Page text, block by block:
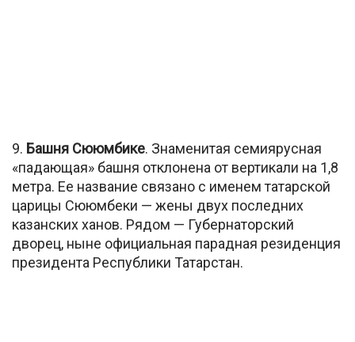
9. Башня Сююмбике. Знаменитая семиярусная
«падающая» башня отклонена от вертикали на 1,8
метра. Ее название связано с именем татарской
царицы Сююмбеки — жены двух последних
казанских ханов. Рядом — Губернаторский
дворец, ныне официальная парадная резиденция
президента Республики Татарстан.